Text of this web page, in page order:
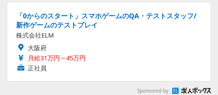
「0からのスタート」スマホゲームのQA・テストスタッフ/
新作ゲームのテストプレイ
株式会社ELM
大阪府
月給31万円～45万円
正社員
Sponsored by